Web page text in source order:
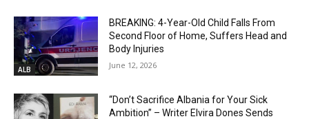
ALB
BREAKING: 4-Year-Old Child Falls From
Second Floor of Home, Suffers Head and
Body Injuries
June 12, 2026
“Don’t Sacrifice Albania for Your Sick
Ambition” – Writer Elvira Dones Sends